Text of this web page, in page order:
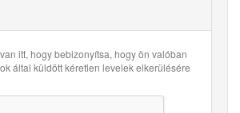
itt, hogy bebizonyítsa, hogy ön valóban
által küldött kéretlen levelek elkerülésére